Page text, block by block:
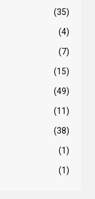
(35)
(4)
(7)
(15)
(49)
(11)
(38)
(1)
(1)